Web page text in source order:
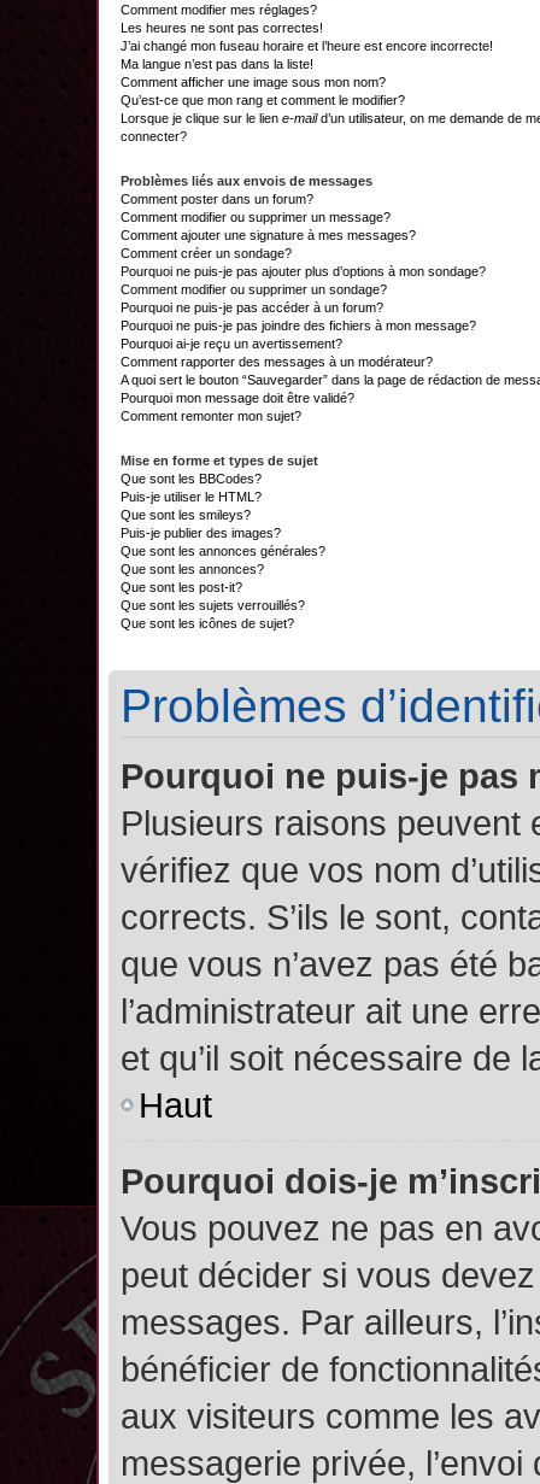
Comment modifier mes réglages?
Les heures ne sont pas correctes!
J’ai changé mon fuseau horaire et l’heure est encore incorrecte!
Ma langue n’est pas dans la liste!
Comment afficher une image sous mon nom?
Qu’est-ce que mon rang et comment le modifier?
Lorsque je clique sur le lien e-maild’un utilisateur, on me demande de
connecter?
Problèmes liés aux envois de messages
Comment poster dans un forum?
Comment modifier ou supprimer un message?
Comment ajouter une signature à mes messages?
Comment créer un sondage?
Pourquoi ne puis-je pas ajouter plus d’options à mon sondage?
Comment modifier ou supprimer un sondage?
Pourquoi ne puis-je pas accéder à un forum?
Pourquoi ne puis-je pas joindre des fichiers à mon message?
Pourquoi ai-je reçu un avertissement?
Comment rapporter des messages à un modérateur?
A quoi sert le bouton “Sauvegarder” dans la page de rédaction de
Pourquoi mon message doit être validé?
Comment remonter mon sujet?
Mise en forme et types de sujet
Que sont les BBCodes?
Puis-je utiliser le HTML?
Que sont les smileys?
Puis-je publier des images?
Que sont les annonces générales?
Que sont les annonces?
Que sont les post-it?
Que sont les sujets verrouillés?
Que sont les icônes de sujet?
Problèmes
Pourquoi ne puis-je pas
Plusieurs raisons peuvent
vérifiez que vos nom
corrects. S’ils le sont,
que vous n’avez pas été
l’administrateur ait une
et qu’il soit nécessaire de
Haut
Pourquoi dois-je
Vous pouvez ne pas en
peut décider si vous
messages. Par ailleurs,
bénéficier de
aux visiteurs comme les
messagerie privée,